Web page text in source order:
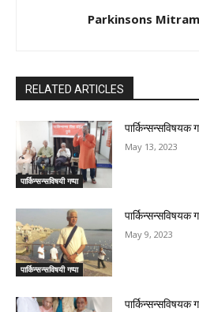
Parkinsons
RELATED ARTICLES
पार्किन्सन्सविषयी गप्पा
पार्किन्सन्सविषयक
May 13, 2023
पार्किन्सन्सविषयी गप्पा
पार्किन्सन्सविषयक
May 9, 2023
पार्किन्सन्सविषयक